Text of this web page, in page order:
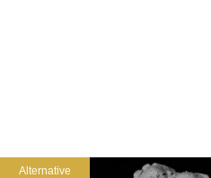
Alternative